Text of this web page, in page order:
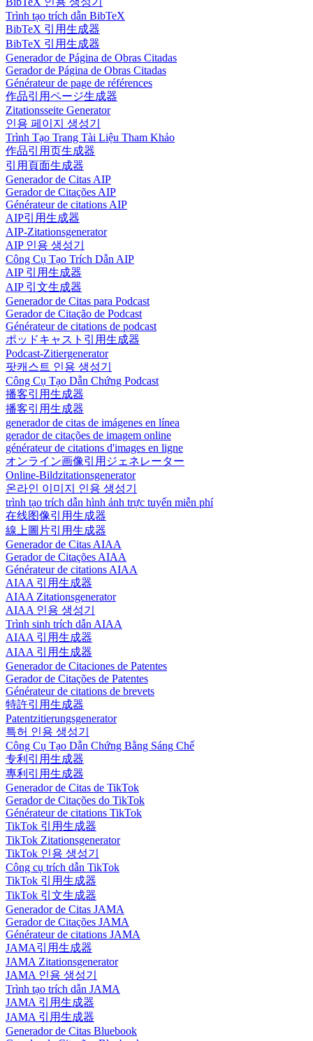
Trình tạo trích dẫn BibTeX
BibTeX 引用生成器
BibTeX 引用生成器
Generador de Página de Obras Citadas
Gerador de Página de Obras Citadas
Générateur de page de références
作品引用ページ生成器
Zitationsseite Generator
인용 페이지 생성기
Trình Tạo Trang Tài Liệu Tham Khảo
作品引用页生成器
引用頁面生成器
Generador de Citas AIP
Gerador de Citações AIP
Générateur de citations AIP
AIP引用生成器
AIP-Zitationsgenerator
AIP 인용 생성기
Công Cụ Tạo Trích Dẫn AIP
AIP 引用生成器
AIP 引文生成器
Generador de Citas para Podcast
Gerador de Citação de Podcast
Générateur de citations de podcast
ポッドキャスト引用生成器
Podcast-Zitiergenerator
팟캐스트 인용 생성기
Công Cụ Tạo Dẫn Chứng Podcast
播客引用生成器
播客引用生成器
generador de citas de imágenes en línea
gerador de citações de imagem online
générateur de citations d'images en ligne
オンライン画像引用ジェネレーター
Online-Bildzitationsgenerator
온라인 이미지 인용 생성기
trình tạo trích dẫn hình ảnh trực tuyến miễn phí
在线图像引用生成器
線上圖片引用生成器
Generador de Citas AIAA
Gerador de Citações AIAA
Générateur de citations AIAA
AIAA 引用生成器
AIAA Zitationsgenerator
AIAA 인용 생성기
Trình sinh trích dẫn AIAA
AIAA 引用生成器
AIAA 引用生成器
Generador de Citaciones de Patentes
Gerador de Citações de Patentes
Générateur de citations de brevets
特許引用生成器
Patentzitierungsgenerator
특허 인용 생성기
Công Cụ Tạo Dẫn Chứng Bằng Sáng Chế
专利引用生成器
專利引用生成器
Generador de Citas de TikTok
Gerador de Citações do TikTok
Générateur de citations TikTok
TikTok 引用生成器
TikTok Zitationsgenerator
TikTok 인용 생성기
Công cụ trích dẫn TikTok
TikTok 引用生成器
TikTok 引文生成器
Generador de Citas JAMA
Gerador de Citações JAMA
Générateur de citations JAMA
JAMA引用生成器
JAMA Zitationsgenerator
JAMA 인용 생성기
Trình tạo trích dẫn JAMA
JAMA 引用生成器
JAMA 引用生成器
Generador de Citas Bluebook